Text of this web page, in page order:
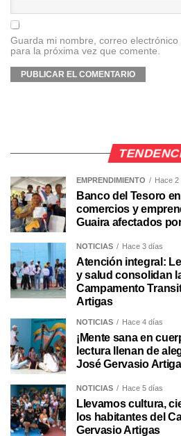
Guarda mi nombre, correo
para la próxima vez que comente.
EMPRENDIMIENTO Hace 2
Banco del Tesoro
comercios y
Guaira afectados
NOTICIAS Hace 3 días
Atención integral:
y salud consolidan
Campamento
Artigas
NOTICIAS Hace 4 días
¡Mente sana en
lectura llenan de
José Gervasio
NOTICIAS Hace 5 días
Llevamos cultura,
los habitantes del
Gervasio Artigas